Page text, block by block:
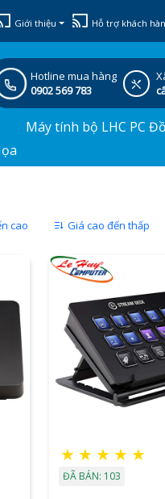
Giới thiệu Hỗ trợ khách
Hotline mua hàng
0902 569 783
Máy tính bộ LHC PC Đồ
cao Giá cao đến thấp
★ ★ ★ ★ ★
ĐÃ BÁN: 103